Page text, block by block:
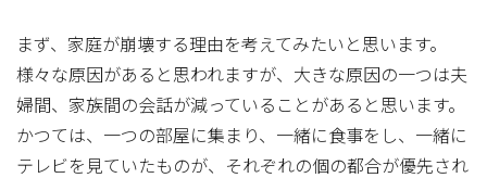
まず、家庭が崩壊する理由を考えてみたいと思います。
様々な原因があると思われますが、大きな原因の一つは夫
婦間、家族間の会話が減っていることがあると思います。
かつては、一つの部屋に集まり、一緒に食事をし、一緒に
テレビを見ていたものが、それぞれの個の都合が優先され